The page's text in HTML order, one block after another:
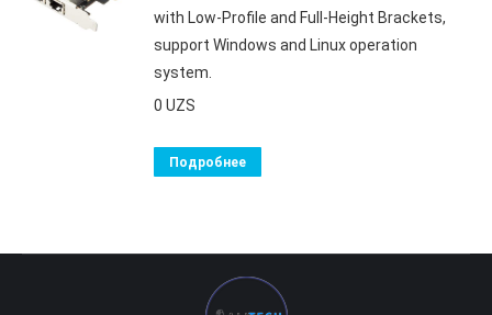
with Low-Profile and Full-Height Brackets,
support Windows and Linux operation
system.
0 UZS
Подробнее